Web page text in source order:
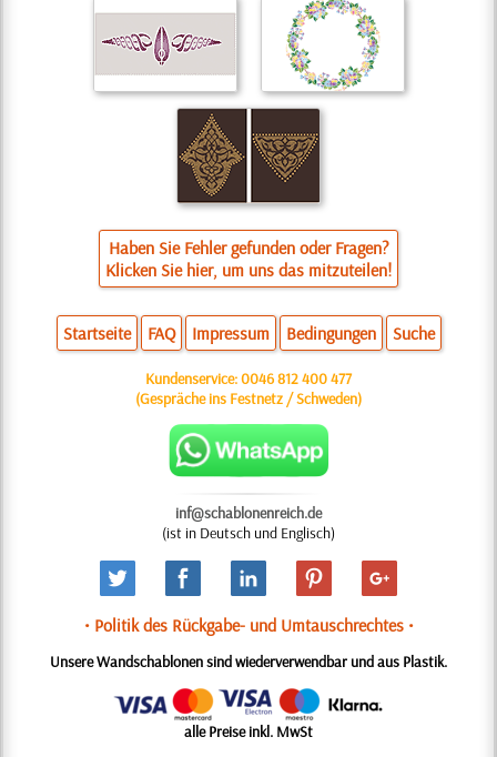
Haben Sie Fehler gefunden oder Fragen?
Klicken Sie hier, um uns das mitzuteilen!
Startseite FAQ Impressum Bedingungen Suche
Kundenservice:0046 812 400 477
(Gespräche ins Festnetz / Schweden)
inf@schablonenreich.de
(ist in Deutsch und Englisch)
• Politik des Rückgabe- und Umtauschrechtes •
Unsere Wandschablonen sind wiederverwendbar und aus Plastik.
alle Preise inkl. MwSt